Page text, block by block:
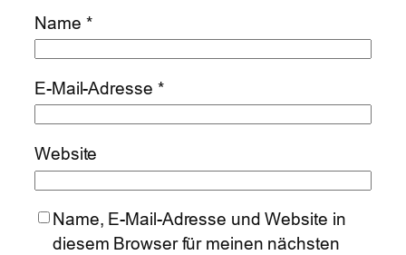
Name *
E-Mail-Adresse *
Website
Name, E-Mail-Adresse und Website in
diesem Browser für meinen nächsten